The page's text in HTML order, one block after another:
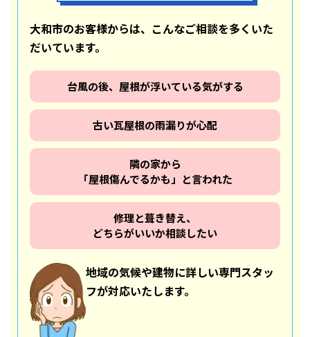
大和市のお客様からは、こんなご相談を多くいた
だいています。
台風の後、屋根が浮いている気がする
古い瓦屋根の雨漏りが心配
隣の家から
「屋根傷んでるかも」と言われた
修理と葺き替え、
どちらがいいか相談したい
地域の気候や建物に詳しい専門スタッ
フが対応いたします。